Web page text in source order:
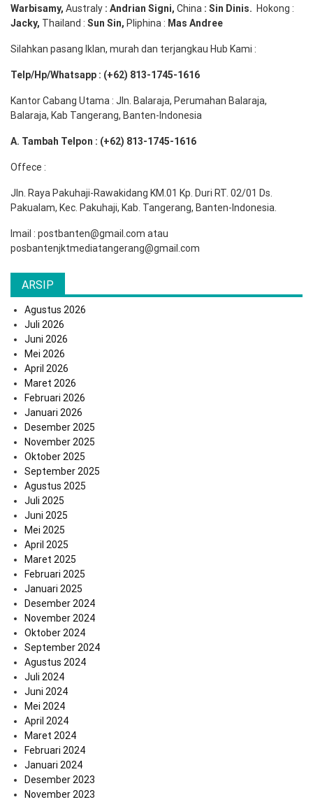
Warbisamy, Australy : Andrian Signi, China : Sin Dinis. Hokong :
Jacky, Thailand : Sun Sin, Pliphina : Mas Andree
Silahkan pasang Iklan, murah dan terjangkau Hub Kami :
Telp/Hp/Whatsapp : (+62) 813-1745-1616
Kantor Cabang Utama : Jln. Balaraja, Perumahan Balaraja,
Balaraja, Kab Tangerang, Banten-Indonesia
A. Tambah Telpon : (+62) 813-1745-1616
Offece :
Jln. Raya Pakuhaji-Rawakidang KM.01 Kp. Duri RT. 02/01 Ds.
Pakualam, Kec. Pakuhaji, Kab. Tangerang, Banten-Indonesia.
Imail : postbanten@gmail.com atau
posbantenjktmediatangerang@gmail.com
ARSIP
Agustus 2026
Juli 2026
Juni 2026
Mei 2026
April 2026
Maret 2026
Februari 2026
Januari 2026
Desember 2025
November 2025
Oktober 2025
September 2025
Agustus 2025
Juli 2025
Juni 2025
Mei 2025
April 2025
Maret 2025
Februari 2025
Januari 2025
Desember 2024
November 2024
Oktober 2024
September 2024
Agustus 2024
Juli 2024
Juni 2024
Mei 2024
April 2024
Maret 2024
Februari 2024
Januari 2024
Desember 2023
November 2023